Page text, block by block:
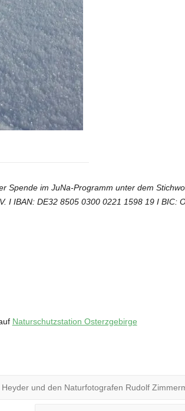
im JuNa-Programm unter dem
I IBAN: DE32 8505 0300 0221 1598 19 I BIC:
Naturschutzstation Osterzgebirge
und den Naturfotografen Rudolf